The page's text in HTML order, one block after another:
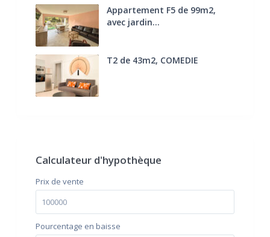
Appartement F5 de 99m2,
avec jardin...
T2 de 43m2, COMEDIE
Calculateur d'hypothèque
Prix ​​de vente
Pourcentage en baisse